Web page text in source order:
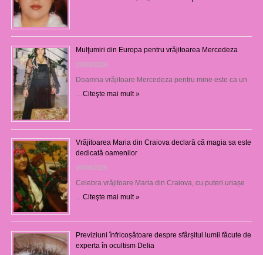
Mulţumiri din Europa pentru vrăjitoarea Mercedeza
09/08/2026
Doamna vrăjitoare Mercedeza pentru mine este ca un
Citeşte mai mult »
Vrăjitoarea Maria din Craiova declară că magia sa este
dedicată oamenilor
09/08/2026
Celebra vrăjitoare Maria din Craiova, cu puteri uriașe
Citeşte mai mult »
Previziuni înfricoșătoare despre sfârșitul lumii făcute de
experta în ocultism Delia